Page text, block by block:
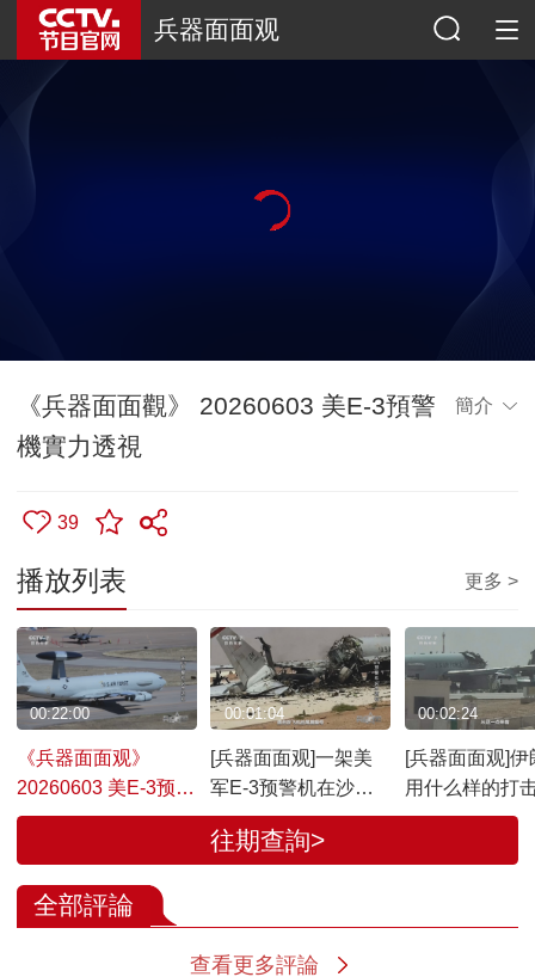
兵器面面观
《兵器面面觀》 20260603 美E-3預警
機實力透視
簡介
39
播放列表 更多 >
《兵器面面观》
20260603 美E-3预警
机实力透视
00:22:00
[兵器面面观]一架美
军E-3预警机在沙特
苏丹王子空军基地被
伊朗完全摧毁
00:01:04
[兵器面面观]伊
用什么样的打
摧毁了美军E-3
00:02:24
往期查詢>
全部評論
查看更多評論